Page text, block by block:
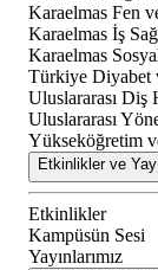
Karaelmas Fen
Karaelmas İş
Karaelmas
Türkiye Diyabet
Uluslararası
Uluslararası
Yükseköğretim
Etkinlikler ve
Etkinlikler
Kampüsün Sesi
Yayınlarımız